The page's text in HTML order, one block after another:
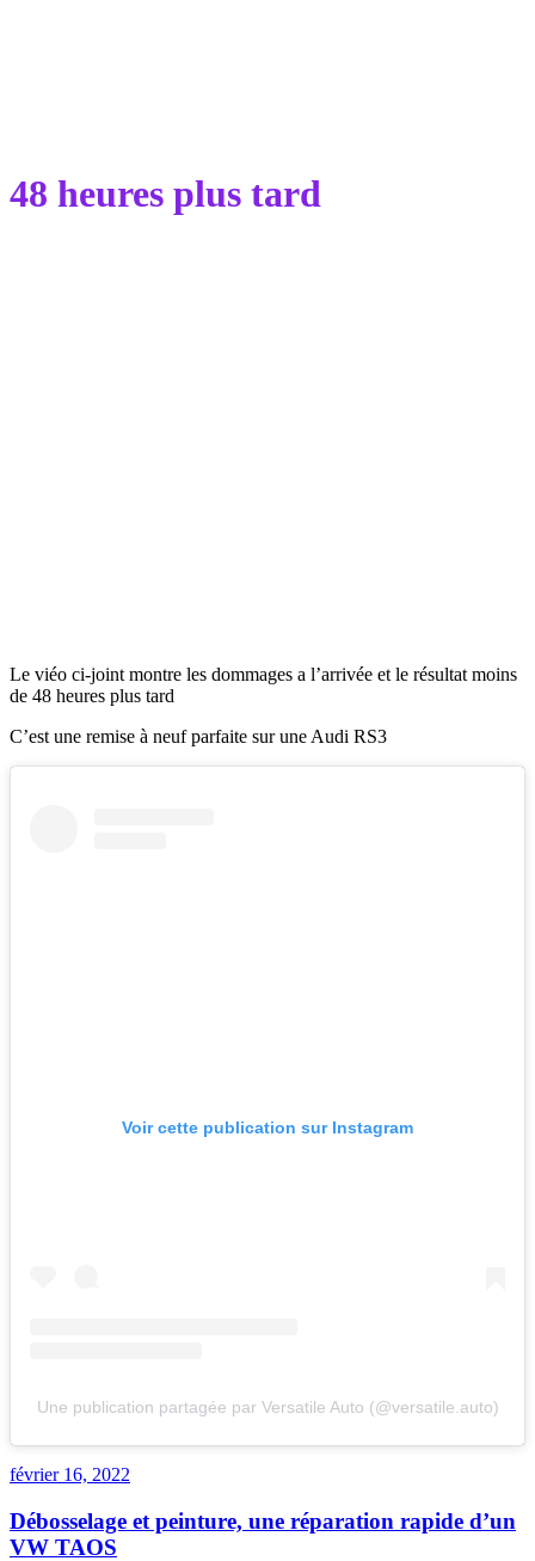
48 heures plus tard
Le viéo ci-joint montre les dommages a l’arrivée et le résultat moins
de 48 heures plus tard
C’est une remise à neuf parfaite sur une Audi RS3
Voir cette publication sur Instagram
Une publication partagée par Versatile Auto (@versatile.auto)
février 16, 2022
Débosselage et peinture, une réparation rapide d’un
VW TAOS